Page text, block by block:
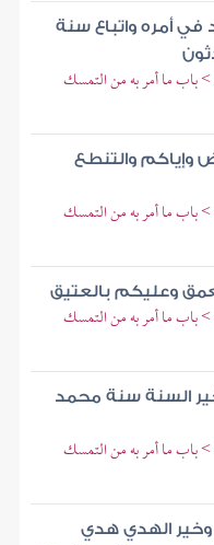
في أمره واتباع سنة
> باب ما أمر به من التمسك
وإياكم والتنطع
> باب ما أمر به من التمسك
وعليكم بالعتيق
> باب ما أمر به من التمسك
السنة سنة محمد
> باب ما أمر به من التمسك
وخير الهدي هدي